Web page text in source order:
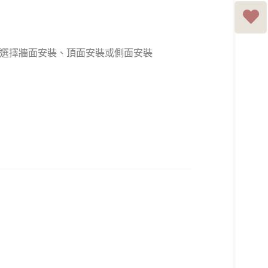
擇牆面安裝、頂面安裝或側面安裝